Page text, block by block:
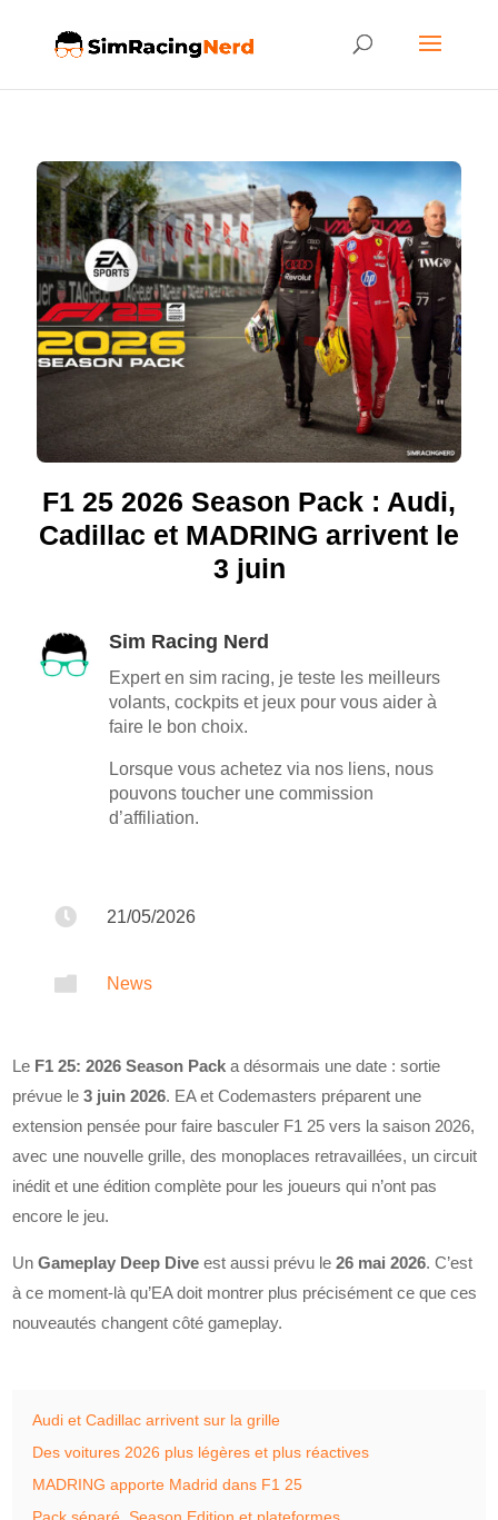
F1 25 2026 Season Pack : Audi,
Cadillac et MADRING arrivent le
3 juin
Sim Racing Nerd
Expert en sim racing, je teste les meilleurs
volants, cockpits et jeux pour vous aider à
faire le bon choix.
Lorsque vous achetez via nos liens, nous
pouvons toucher une commission
d’affiliation.
 21/05/2026
 News
Le F1 25: 2026 Season Pack a désormais une date : sortie
prévue le3 juin 2026. EA et Codemasters préparent une
extension pensée pour faire basculer F1 25 vers la saison 2026,
avec une nouvelle grille, des monoplaces retravaillées, un circuit
inédit et une édition complète pour les joueurs qui n’ont pas
encore le jeu.
UnGameplay Deep Dive est aussi prévu le26 mai 2026. C’est
à ce moment-là qu’EA doit montrer plus précisément ce que ces
nouveautés changent côté gameplay.
Audi et Cadillac arrivent sur la grille
Des voitures 2026 plus légères et plus réactives
MADRING apporte Madrid dans F1 25